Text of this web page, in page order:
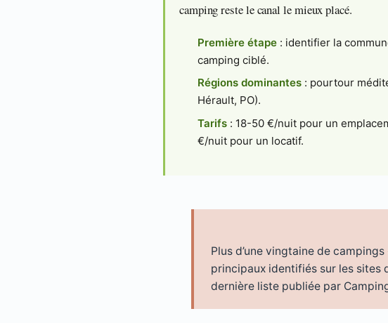
camping reste le canal le mieux placé.
Première étape: identifier la
camping ciblé.
Régions dominantes: pourtour
Hérault, PO).
Tarifs: 18-50 €/nuit pour un
€/nuit pour un locatif.
Plus d’une vingtaine de
principaux identifiés sur les sites
dernière liste publiée par